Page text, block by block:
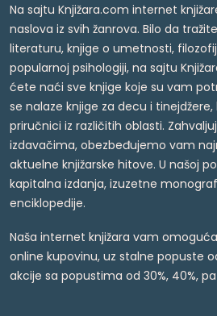
Na sajtu Knjižara.com internet
naslova iz svih žanrova. Bilo da
literaturu, knjige o umetnosti,
popularnoj psihologiji, na sajtu
ćete naći sve knjige koje su vam
se nalaze knjige za decu i
priručnici iz različitih oblasti.
izdavačima, obezbeđujemo vam
aktuelne knjižarske hitove. U našoj
kapitalna izdanja, izuzetne
enciklopedije.
Naša internet knjižara vam
online kupovinu, uz stalne popuste
akcije sa popustima od 30%, 40%, pa